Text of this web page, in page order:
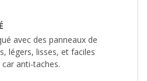
avec des panneaux de
légers, lisses, et faciles
anti-taches.